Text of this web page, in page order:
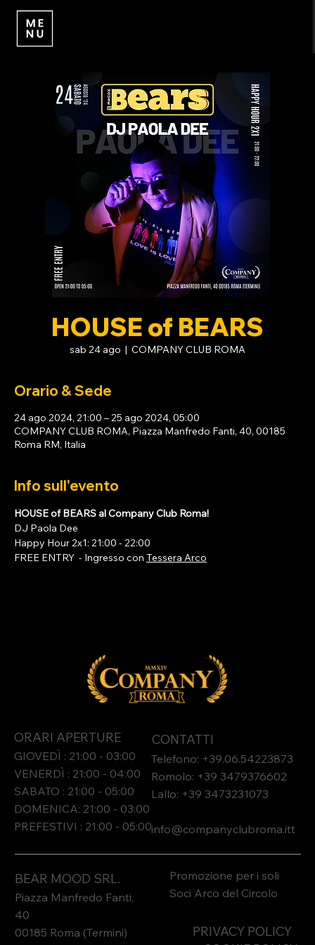
HOUSE of BEARS
sab 24 ago
  |
COMPANY CLUB ROMA
Orario & Sede
24 ago 2024, 21:00 – 25 ago 2024, 05:00
COMPANY CLUB ROMA, Piazza Manfredo Fanti, 40, 00185
Roma RM, Italia
Info sull'evento
HOUSE of BEARS al Company Club Roma!
DJ Paola Dee
Happy Hour 2x1: 21:00 - 22:00
FREE ENTRY  - Ingresso con Tessera Arco
BEAR MOOD SRL.
Piazza Manfredo Fanti,
40
00185 Roma (Termini)
ORARI APERTURE
GIOVEDÌ : 21:00 - 03:00
VENERDÌ : 21:00 - 04:00
SABATO : 21:00 - 05:00
DOMENICA: 21:00 - 03:00
PREFESTIVI : 21:00 - 05:00
CONTATTI
Telefono: +39.06.54223873
Romolo: +39 3479376602
Lallo: +39 3473231073​
info@companyclubroma.itt
PRIVACY POLICY
Promozione per i soli
Soci Arco del Circolo